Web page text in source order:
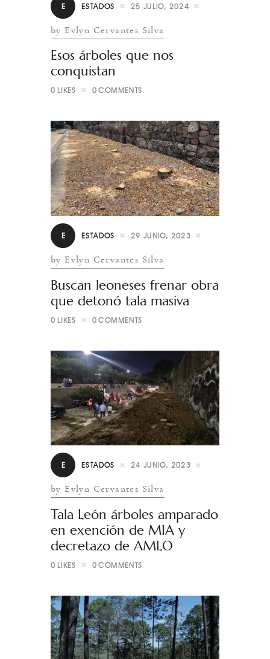
E ESTADOS 25 JULIO, 2024
by Evlyn Cervantes Silva
Esos árboles que nos
conquistan
0 LIKES 0 COMMENTS
E ESTADOS 29 JUNIO, 2023
by Evlyn Cervantes Silva
Buscan leoneses frenar obra
que detonó tala masiva
0 LIKES 0 COMMENTS
E ESTADOS 24 JUNIO, 2023
by Evlyn Cervantes Silva
Tala León árboles amparado
en exención de MIA y
decretazo de AMLO
0 LIKES 0 COMMENTS